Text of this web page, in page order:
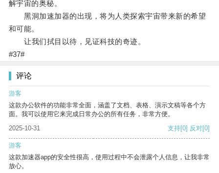
解宇宙的奥秘。
黑洞加速加器的出现，将为人类探索宇宙带来新的希望
和可能。
让我们拭目以待，见证科技的奇迹。
#37#
评论
游客
这款办公软件的功能非常全面，涵盖了文档、表格、演示文稿等各个方
面。我可以使用它来完成日常办公的所有任务，非常方便。
2025-10-31
支持[0] 反对[0]
游客
这款加速器app的安全性很高，使用过程中不会泄露个人信息，让我非常
放心。